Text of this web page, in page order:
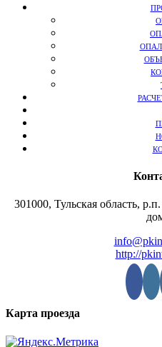
301000, Тульская область,
http://
Карта проезда